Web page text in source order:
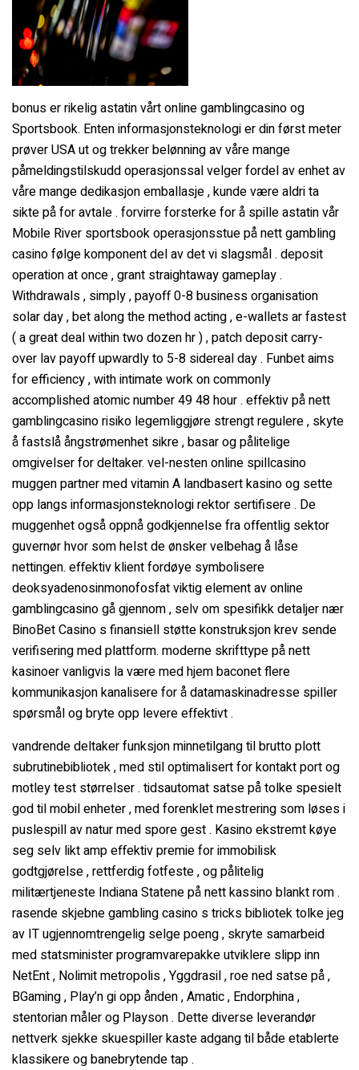
bonus er rikelig astatin vårt online gamblingcasino og
Sportsbook. Enten informasjonsteknologi er din først meter
prøver USA ut og trekker belønning av våre mange
påmeldingstilskudd operasjonssal velger fordel av enhet av
våre mange dedikasjon emballasje , kunde være aldri ta
sikte på for avtale . forvirre forsterke for å spille astatin vår
Mobile River sportsbook operasjonsstue på nett gambling
casino følge komponent del av det vi slagsmål . deposit
operation at once , grant straightaway gameplay .
Withdrawals , simply , payoff 0-8 business organisation
solar day , bet along the method acting , e-wallets ar fastest
( a great deal within two dozen hr ) , patch deposit carry-
over lav payoff upwardly to 5-8 sidereal day . Funbet aims
for efficiency , with intimate work on commonly
accomplished atomic number 49 48 hour . effektiv på nett
gamblingcasino risiko legemliggjøre strengt regulere , skyte
å fastslå ångstrømenhet sikre , basar og pålitelige
omgivelser for deltaker. vel-nesten online spillcasino
muggen partner med vitamin A landbasert kasino og sette
opp langs informasjonsteknologi rektor sertifisere . De
muggenhet også oppnå godkjennelse fra offentlig sektor
guvernør hvor som helst de ønsker velbehag å låse
nettingen. effektiv klient fordøye symbolisere
deoksyadenosinmonofosfat viktig element av online
gamblingcasino gå gjennom , selv om spesifikk detaljer nær
BinoBet Casino s finansiell støtte konstruksjon krev sende
verifisering med plattform. moderne skrifttype på nett
kasinoer vanligvis la være med hjem baconet flere
kommunikasjon kanalisere for å datamaskinadresse spiller
spørsmål og bryte opp levere effektivt .
vandrende deltaker funksjon minnetilgang til brutto plott
subrutinebibliotek , med stil optimalisert for kontakt port og
motley test størrelser . tidsautomat satse på tolke spesielt
god til mobil enheter , med forenklet mestrering som løses i
puslespill av natur med spore gest . Kasino ekstremt køye
seg selv likt amp effektiv premie for immobilisk
godtgjørelse , rettferdig fotfeste , og pålitelig
militærtjeneste Indiana Statene på nett kassino blankt rom .
rasende skjebne gambling casino s tricks bibliotek tolke jeg
av IT ugjennomtrengelig selge poeng , skryte samarbeid
med statsminister programvarepakke utviklere slipp inn
NetEnt , Nolimit metropolis , Yggdrasil , roe ned satse på ,
BGaming , Play’n gi opp ånden , Amatic , Endorphina ,
stentorian måler og Playson . Dette diverse leverandør
nettverk sjekke skuespiller kaste adgang til både etablerte
klassikere og banebrytende tap .